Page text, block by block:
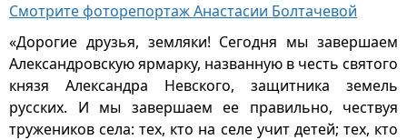
Смотрите фоторепортаж Анастасии Болтачевой
«Дорогие друзья, земляки! Сегодня мы завершаем
Александровскую ярмарку, названную в честь святого
князя Александра Невского, защитника земель
русских. И мы завершаем ее правильно, чествуя
тружеников села: тех, кто на селе учит детей; тех, кто